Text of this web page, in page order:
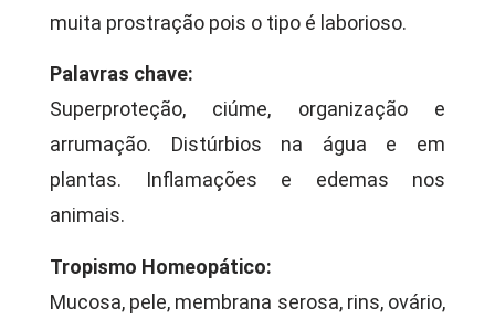
muita prostração pois o tipo é laborioso.
Palavras chave:
Superproteção, ciúme, organização e
arrumação. Distúrbios na água e em
plantas. Inflamações e edemas nos
animais.
Tropismo Homeopático:
Mucosa, pele, membrana serosa, rins, ovário,